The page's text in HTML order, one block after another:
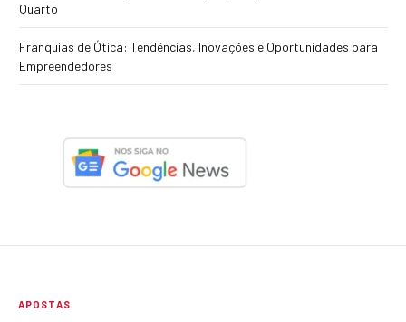
Quarto
Franquias de Ótica: Tendências, Inovações e Oportunidades para
Empreendedores
APOSTAS